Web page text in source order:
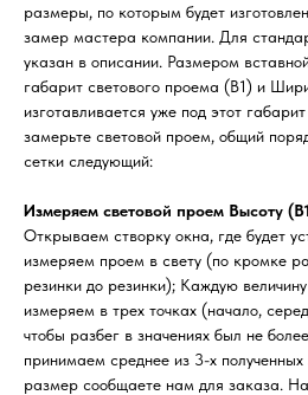
размеры, по которым будет
замер мастера компании. Для
указан в описании. Размером
габарит светового проема (В1) и
изготавливается уже под этот
замерьте световой проем, общий
сетки следующий:
Измеряем световой проем Высоту
Открываем створку окна, где будет
измеряем проем в свету (по кромке
резинки до резинки); Каждую
измеряем в трех точках (начало,
чтобы разбег в значениях был не
принимаем среднее из 3-х
размер сообщаете нам для заказа.